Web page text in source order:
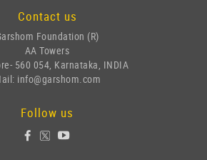
Contact us
Foundation (R)
AA Towers
560 054, Karnataka, INDIA
info@garshom.com
Follow us